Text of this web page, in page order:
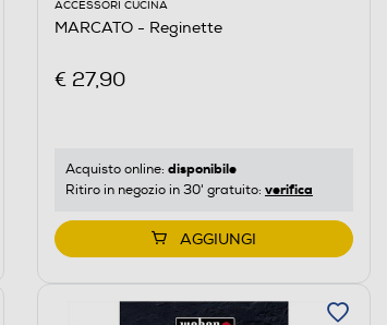
ACCESSORI CUCINA
MARCATO - Reginette
€ 27,90
Acquisto online: disponibile
Ritiro in negozio in 30' gratuito: verifica
AGGIUNGI